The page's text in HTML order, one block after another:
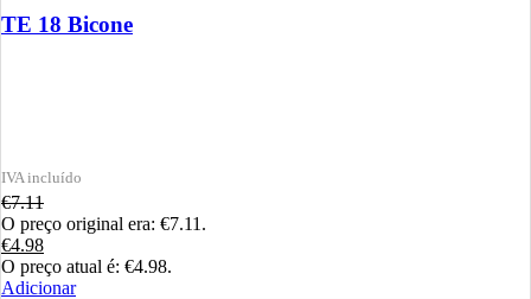
TE 18 Bicone
€7.11
O preço original era: €7.11.
€4.98
O preço atual é: €4.98.
Adicionar